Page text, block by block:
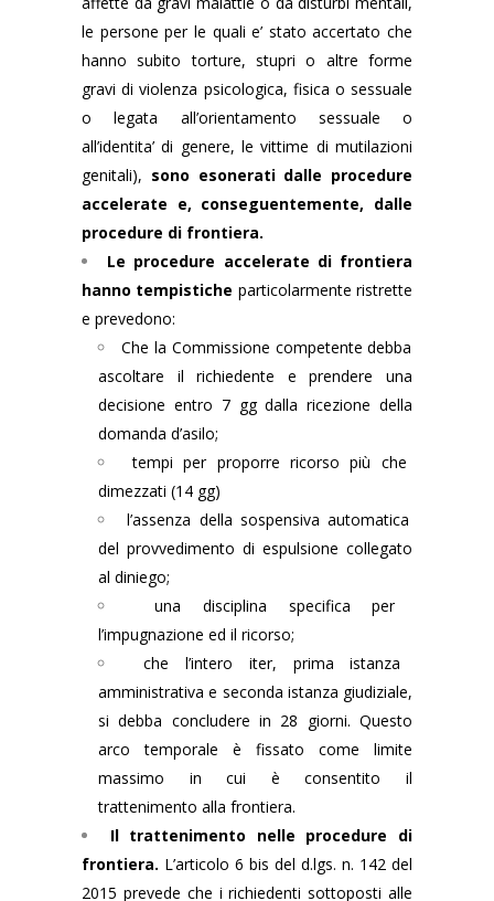
le persone per le quali e’ stato accertato che
hanno subito torture, stupri o altre forme
gravi di violenza psicologica, fisica o sessuale
o legata all’orientamento sessuale o
all’identita’ di genere, le vittime di mutilazioni
genitali), sono esonerati dalle procedure
accelerate e, conseguentemente, dalle
procedure di frontiera.
Le procedure accelerate di frontiera
hanno tempistiche particolarmente ristrette
e prevedono:
Che la Commissione competente debba
ascoltare il richiedente e prendere una
decisione entro 7 gg dalla ricezione della
domanda d’asilo;
tempi per proporre ricorso più che
dimezzati (14 gg)
l’assenza della sospensiva automatica
del provvedimento di espulsione collegato
al diniego;
una disciplina specifica per
l’impugnazione ed il ricorso;
che l’intero iter, prima istanza
amministrativa e seconda istanza giudiziale,
si debba concludere in 28 giorni. Questo
arco temporale è fissato come limite
massimo in cui è consentito il
trattenimento alla frontiera.
Il trattenimento nelle procedure di
frontiera. L’articolo 6 bis del d.lgs. n. 142 del
2015 prevede che i richiedenti sottoposti alle